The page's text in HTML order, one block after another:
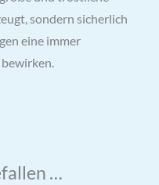
sondern sicherlich
eine immer
…